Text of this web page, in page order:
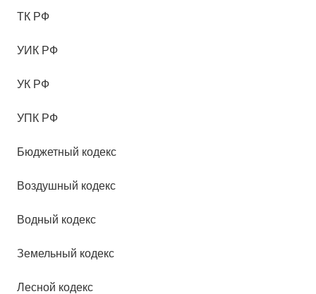
ТК РФ
УИК РФ
УК РФ
УПК РФ
Бюджетный кодекс
Воздушный кодекс
Водный кодекс
Земельный кодекс
Лесной кодекс